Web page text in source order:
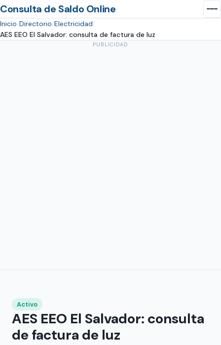
Consulta de Saldo Online
Inicio Directorio Electricidad
AES EEO El Salvador: consulta de factura de luz
PUBLICIDAD
Activo
AES EEO El Salvador: consulta
de factura de luz